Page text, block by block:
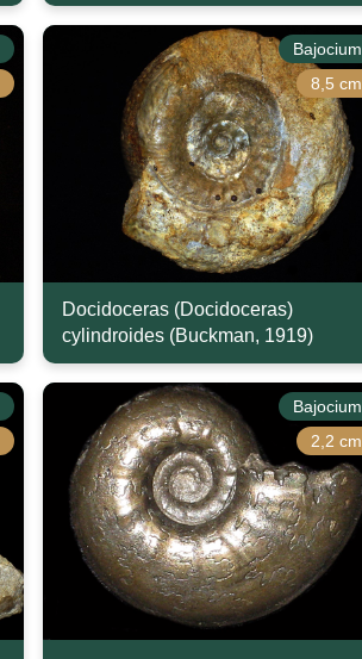
Bajocium
8,5 cm
Docidoceras (Docidoceras)
cylindroides (Buckman, 1919)
Bajocium
2,2 cm